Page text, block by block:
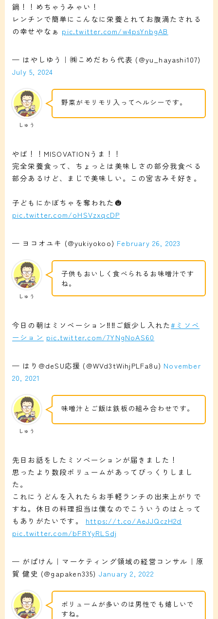
鍋！！めちゃうみゃい！
レンチンで簡単にこんなに栄養とれてお腹満たされる
の幸せやなぁ pic.twitter.com/w4psYnbgAB
— はやしゆう｜㈱こめだわら代表 (@yu_hayashi107)
July 5, 2024
しゅう
野菜がモリモリ入ってヘルシーです。
やば！！MISOVATIONうま！！
完全栄養食って、ちょっとは美味しさの部分我食べる
部分あるけど、まじで美味しい。この宮古みそ好き。
子どもにかぼちゃを奪われた🎃
pic.twitter.com/oHSVzxqcDP
— ヨコオユキ (@yukiyokoo) February 26, 2023
しゅう
子供もおいしく食べられるお味噌汁です
ね。
今日の朝はミソベーション‼️‼️ご飯少し入れた#ミソベ
ーション pic.twitter.com/7YNgNoAS60
— はり@deSU応援 (@WVd3tWihjPLFa8u) November
20, 2021
しゅう
味噌汁とご飯は鉄板の組み合わせです。
先日お話をしたミソベーションが届きました！
思ったより数段ボリュームがあってびっくりしまし
た。
これにうどんを入れたらお手軽ランチの出来上がりで
すね。休日の料理担当は僕なのでこういうのはとって
もありがたいです。 https://t.co/AeJJQczH2d
pic.twitter.com/bFRYyRLSdj
— がぱけん｜マーケティング領域の経営コンサル｜原
賀 健史 (@gapaken335) January 2, 2022
ボリュームが多いのは男性でも嬉しいで
すね。